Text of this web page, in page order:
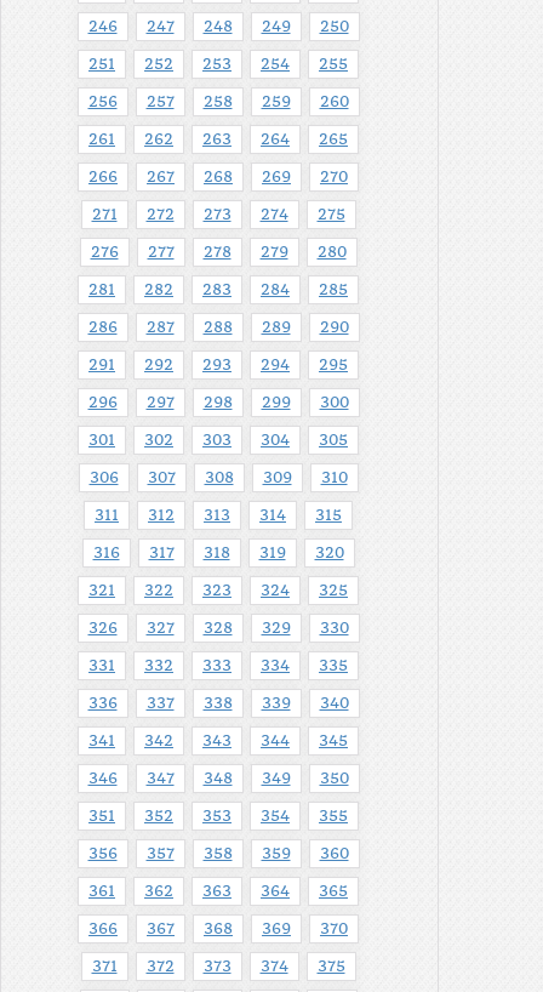
246 247 248 249 250
251 252 253 254 255
256 257 258 259 260
261 262 263 264 265
266 267 268 269 270
271 272 273 274 275
276 277 278 279 280
281 282 283 284 285
286 287 288 289 290
291 292 293 294 295
296 297 298 299 300
301 302 303 304 305
306 307 308 309 310
311 312 313 314 315
316 317 318 319 320
321 322 323 324 325
326 327 328 329 330
331 332 333 334 335
336 337 338 339 340
341 342 343 344 345
346 347 348 349 350
351 352 353 354 355
356 357 358 359 360
361 362 363 364 365
366 367 368 369 370
371 372 373 374 375